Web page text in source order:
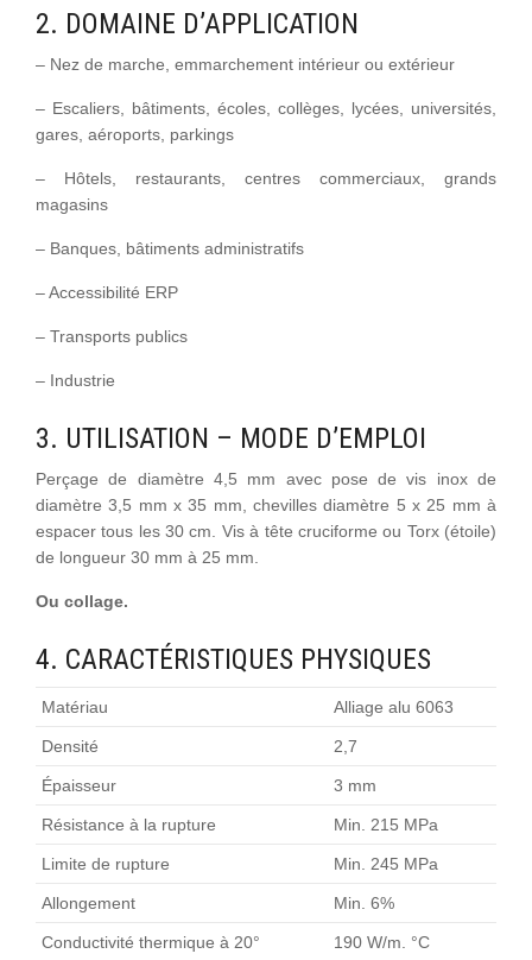
2. DOMAINE D’APPLICATION
– Nez de marche, emmarchement intérieur ou extérieur
– Escaliers, bâtiments, écoles, collèges, lycées, universités,
gares, aéroports, parkings
– Hôtels, restaurants, centres commerciaux, grands
magasins
– Banques, bâtiments administratifs
– Accessibilité ERP
– Transports publics
– Industrie
3. UTILISATION – MODE D’EMPLOI
Perçage de diamètre 4,5 mm avec pose de vis inox de
diamètre 3,5 mm x 35 mm, chevilles diamètre 5 x 25 mm à
espacer tous les 30 cm. Vis à tête cruciforme ou Torx (étoile)
de longueur 30 mm à 25 mm.
Ou collage.
4. CARACTÉRISTIQUES PHYSIQUES
Matériau Alliage alu 6063
Densité 2,7
Épaisseur 3 mm
Résistance à la rupture Min. 215 MPa
Limite de rupture Min. 245 MPa
Allongement Min. 6%
Conductivité thermique à 20° 190 W/m. °C